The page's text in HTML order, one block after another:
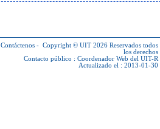
Contáctenos - Copyright © UIT 2026 Reservados todos
los derechos
Contacto público : Coordenador Web del UIT-R
Actualizado el : 2013-01-30